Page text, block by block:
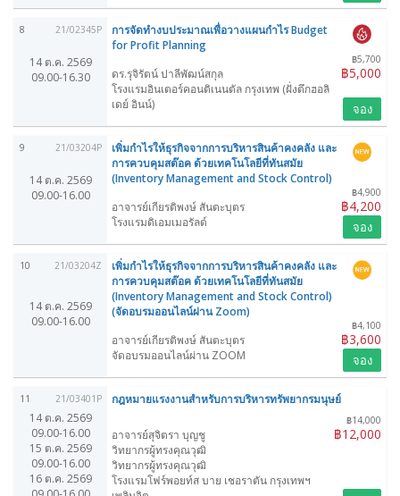
8 21/02345P
14 ต.ค. 2569
09.00-16.30
การจัดทำงบประมาณเพื่อวางแผนกำไร Budget
for Profit Planning
฿5,700
฿5,000
ดร.รุจิรัตน์ ปาลีพัฒน์สกุล
โรงแรมอินเตอร์คอนติเนนตัล กรุงเทพ (ฝั่งตึกฮอลิ
เดย์ อินน์)
จอง
9 21/03204P
14 ต.ค. 2569
09.00-16.00
เพิ่มกำไรให้ธุรกิจจากการบริหารสินค้าคงคลัง และ
การควบคุมสต๊อค ด้วยเทคโนโลยีที่ทันสมัย
(Inventory Management and Stock Control)
฿4,900
฿4,200
อาจารย์เกียรติพงษ์ สันตะบุตร
โรงแรมดิเอมเมอรัลด์
จอง
10 21/03204Z
14 ต.ค. 2569
09.00-16.00
เพิ่มกำไรให้ธุรกิจจากการบริหารสินค้าคงคลัง และ
การควบคุมสต๊อค ด้วยเทคโนโลยีที่ทันสมัย
(Inventory Management and Stock Control)
(จัดอบรมออนไลน์ผ่าน Zoom)
฿4,100
฿3,600
อาจารย์เกียรติพงษ์ สันตะบุตร
จัดอบรมออนไลน์ผ่าน ZOOM
จอง
11 21/03401P
14 ต.ค. 2569
09.00-16.00
15 ต.ค. 2569
09.00-16.00
16 ต.ค. 2569
กฎหมายแรงงานสำหรับการบริหารทรัพยากรมนุษย์
฿14,000
฿12,000
อาจารย์สุจิตรา บุญชู
วิทยากรผู้ทรงคุณวุฒิ
วิทยากรผู้ทรงคุณวุฒิ
โรงแรมโฟร์พอยท์ส บาย เชอราตัน กรุงเทพฯ